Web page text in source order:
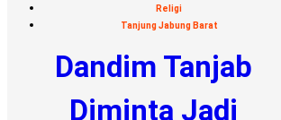
Religi
Tanjung Jabung Barat
Dandim Tanjab
Diminta Jadi